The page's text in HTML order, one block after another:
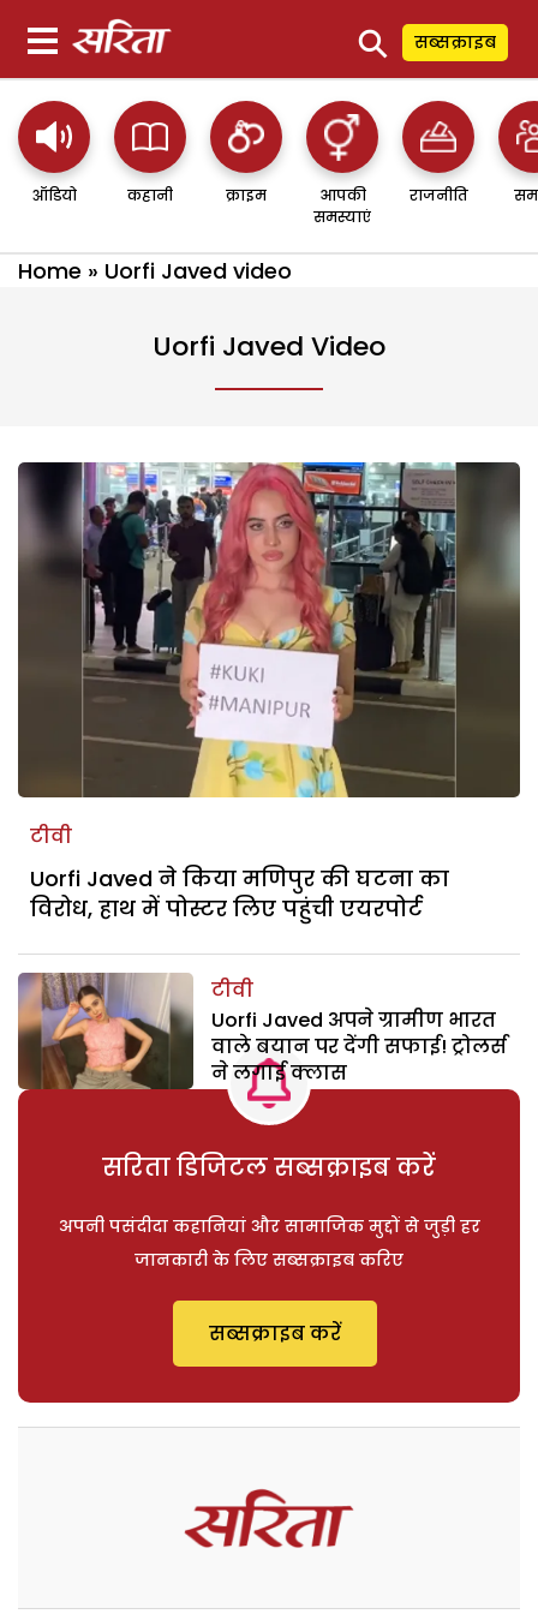
⚲ सब्सक्राइब
ऑडियो कहानी क्राइम
आपकी
समस्याएं
राजनीति
Home » Uorfi Javed video
Uorfi Javed Video
टीवी
Uorfi Javed ने किया मणिपुर की घटना का
विरोध, हाथ में पोस्टर लिए पहुंची एयरपोर्ट
टीवी
Uorfi Javed अपने ग्रामीण भारत
वाले बयान पर देंगी सफाई! ट्रोलर्स
ने लगाई क्लास
सरिता डिजिटल सब्सक्राइब करें
अपनी पसंदीदा कहानियां और सामाजिक मुद्दों से जुड़ी हर
जानकारी के लिए सब्सक्राइब करिए
सब्सक्राइब करें